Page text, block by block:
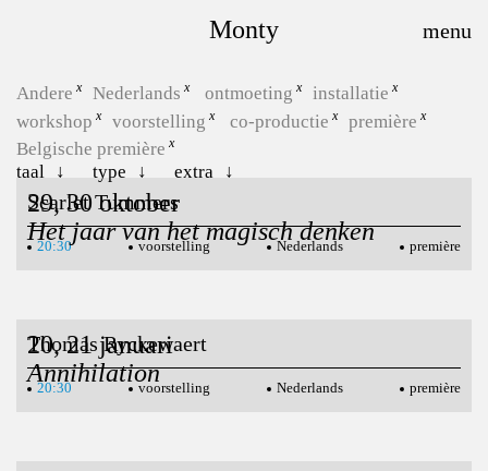
Monty
Andere Nederlands ontmoeting
installatie
workshop
voorstelling co-productie
première
Belgische première
taal
type extra
29, 30 oktober
Het jaar van het magisch denken
Scarlet Tummers
20:30 voorstelling Nederlands première
20, 21 januari
Annihilation
Thomas Ryckewaert
20:30 voorstelling Nederlands première